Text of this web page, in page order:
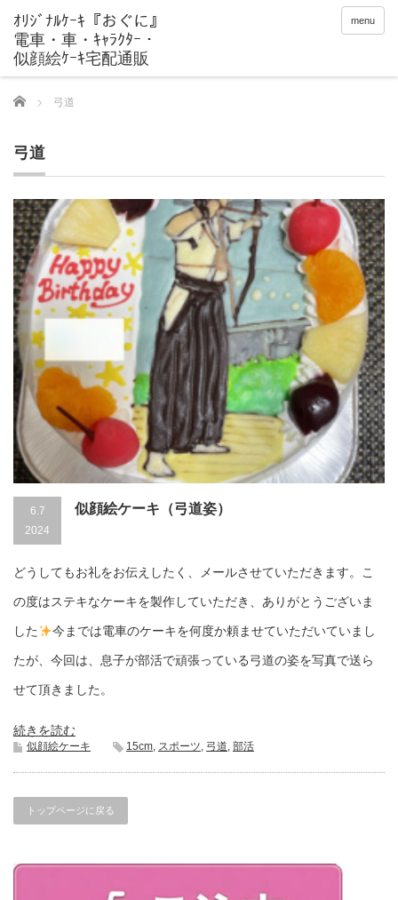
menu
Home 弓道
弓道
6.7
2024
似顔絵ケーキ（弓道姿）
どうしてもお礼をお伝えしたく、メールさせていただきます。こ
の度はステキなケーキを製作していただき、ありがとうございま
した 今までは電車のケーキを何度か頼ませていただいていまし
たが、今回は、息子が部活で頑張っている弓道の姿を写真で送ら
せて頂きました。
続きを読む
似顔絵ケーキ 15cm, スポーツ, 弓道, 部活
トップページに戻る